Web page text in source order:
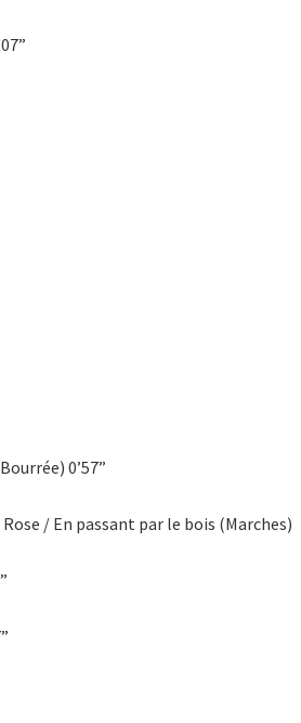
0’57”
/ En passant par le bois (Marches)